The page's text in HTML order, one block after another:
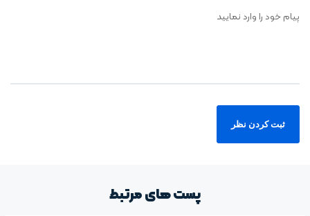
پیام خود را وارد نمایید
پست های مرتبط